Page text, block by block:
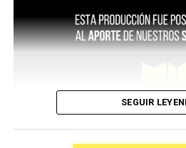
SEGUIR